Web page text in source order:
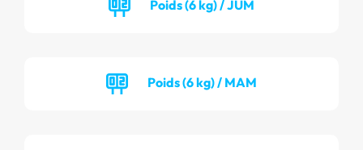
Poids (6 kg) / JUM
Poids (6 kg) / MAM